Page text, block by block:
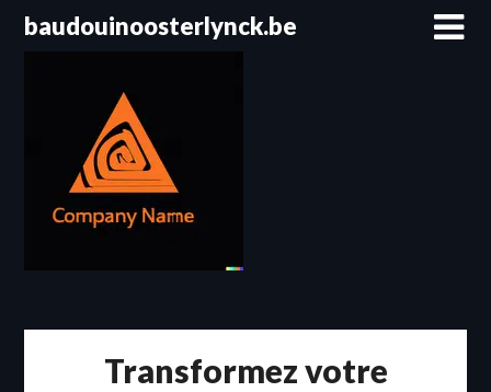
Passerbaudouinoosterlynck.be
Transformez votre